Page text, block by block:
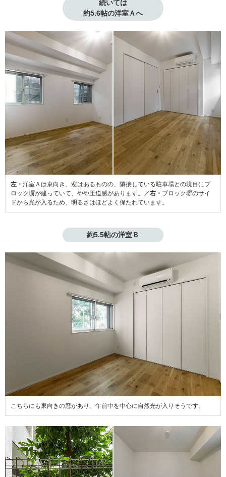
続いては
約5.6帖の洋室Ａへ
左・ 洋室Ａは東向き。窓はあるものの、隣接している駐車場との境目にブ
ロック塀が建っていて、やや圧迫感があります。／右・ ブロック塀のサイ
ドから光が入るため、明るさはほどよく保たれています。
約5.5帖の洋室Ｂ
こちらにも東向きの窓があり、午前中を中心に自然光が入りそうです。